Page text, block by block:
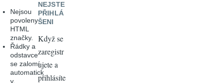
Nejsou
povoleny
HTML
značky.
Řádky a
odstavce
se zalomí
automatick
y.
NEJSTE
PŘIHLÁ
ŠENI
Když se
zaregistr
ujete a
přihlásíte